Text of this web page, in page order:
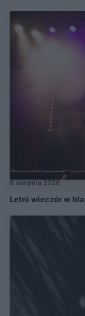
8 sierpnia 2026
Letni wieczór w